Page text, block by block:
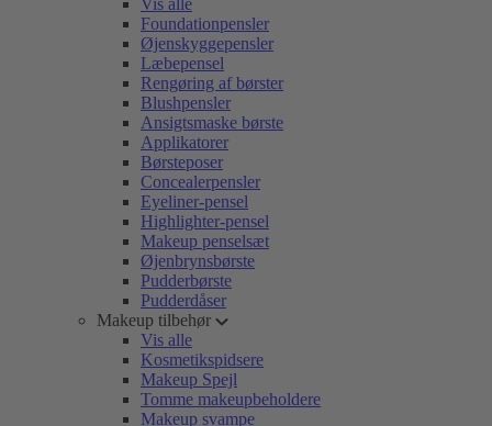
Vis alle
Foundationpensler
Øjenskyggepensler
Læbepensel
Rengøring af børster
Blushpensler
Ansigtsmaske børste
Applikatorer
Børsteposer
Concealerpensler
Eyeliner-pensel
Highlighter-pensel
Makeup penselsæt
Øjenbrynsbørste
Pudderbørste
Pudderdåser
Makeup tilbehør
Vis alle
Kosmetikspidsere
Makeup Spejl
Tomme makeupbeholdere
Makeup svampe